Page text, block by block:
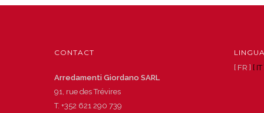
CONTACT
Arredamenti Giordano SARL
91, rue des Trévires
T. +352 621 290 739
LINGUA
[ FR ] [ IT ]